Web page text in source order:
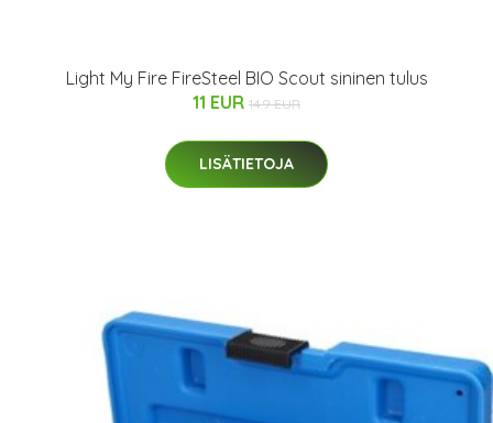
Light My Fire FireSteel BIO Scout sininen tulus
11 EUR 14.9 EUR
LISÄTIETOJA